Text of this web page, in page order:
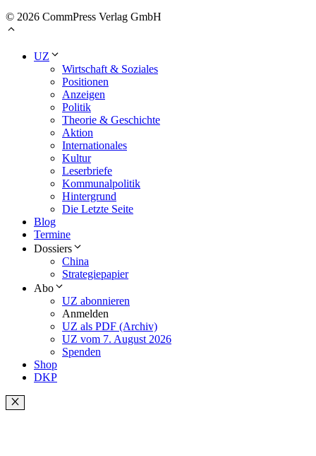
© 2026 CommPress Verlag GmbH
UZ
Wirtschaft & Soziales
Positionen
Anzeigen
Politik
Theorie & Geschichte
Aktion
Internationales
Kultur
Leserbriefe
Kommunalpolitik
Hintergrund
Die Letzte Seite
Blog
Termine
Dossiers
China
Strategiepapier
Abo
UZ abonnieren
Anmelden
UZ als PDF (Archiv)
UZ vom 7. August 2026
Spenden
Shop
DKP
Schließen